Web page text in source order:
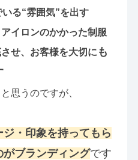
る“雰囲気”を出す
イロンのかかった制服
せ、お客様を大切に も
思うのですが、
・印象を持ってもら
がブランディングです